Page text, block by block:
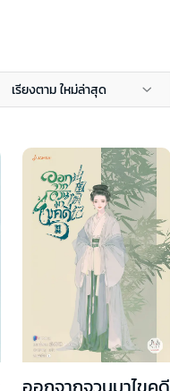
เรียงตาม ใหม่ล่าสุด